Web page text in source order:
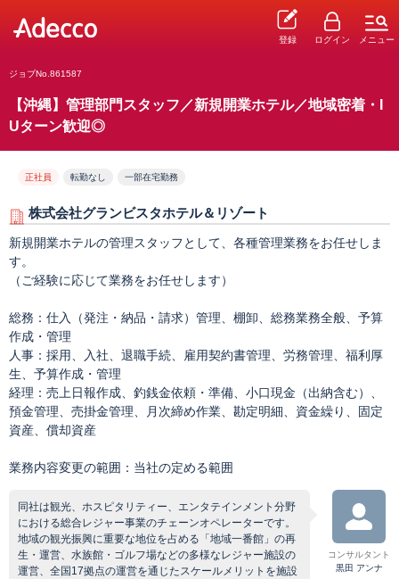
登録 ログイン メニュー
ジョブNo.861587
【沖縄】管理部門スタッフ／新規開業ホテル／地域密着・I
Uターン歓迎◎
正社員 転勤なし 一部在宅勤務
株式会社グランビスタホテル＆リゾート
新規開業ホテルの管理スタッフとして、各種管理業務をお任せしま
す。
（ご経験に応じて業務をお任せします）
総務：仕入（発注・納品・請求）管理、棚卸、総務業務全般、予算
作成・管理
人事：採用、入社、退職手続、雇用契約書管理、労務管理、福利厚
生、予算作成・管理
経理：売上日報作成、釣銭金依頼・準備、小口現金（出納含む）、
預金管理、売掛金管理、月次締め作業、勘定明細、資金繰り、固定
資産、償却資産
業務内容変更の範囲：当社の定める範囲
同社は観光、ホスピタリティー、エンタテインメント分野
における総合レジャー事業のチェーンオペレーターです。
地域の観光振興に重要な地位を占める「地域一番館」の再
生・運営、水族館・ゴルフ場などの多様なレジャー施設の
運営、全国17拠点の運営を通じたスケールメリットを施設
コンサルタント
黒田 アンナ